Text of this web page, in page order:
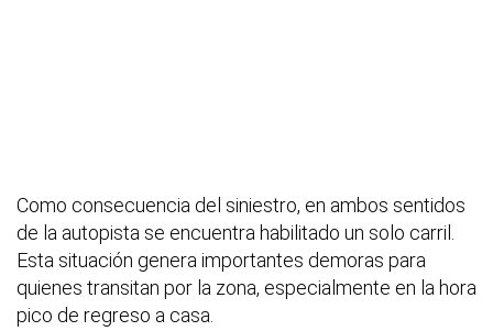
Como consecuencia del siniestro, en ambos sentidos
de la autopista se encuentra habilitado un solo carril.
Esta situación genera importantes demoras para
quienes transitan por la zona, especialmente en la hora
pico de regreso a casa.